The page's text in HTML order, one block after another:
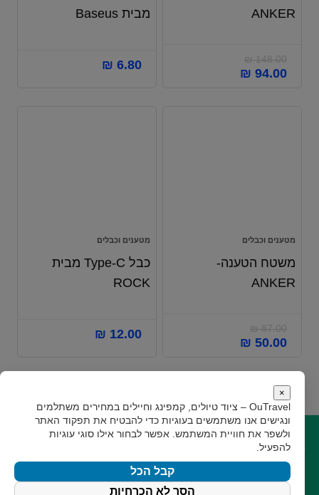
ANKER
₪148.00
₪ 94.00
מבית Baseus
₪ 6.80
מטענים וכבלים
משטח הטענה-
ANKER
₪87.00
₪ 50.00
מטענים וכבלים
כבל Type-C מבית
ROCK
₪ 12.00
קישורים
קצת עלינותקנוןגילוי נאותצור קשר
עקבו אחרינו
×
OuTravel – ציוד טיולים, קמפינג וחיילים במחירים משתלמים
ונגישים אנו משתמשים בעוגיות כדי להבטיח את תפקוד האתר
ולשפר את חוויית המשתמש. אפשר לבחור אילו סוגי עוגיות
להפעיל.
קבל הכל
הסר לא הכרחיות